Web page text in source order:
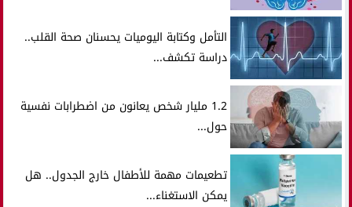
التأمل وكتابة اليوميات يحسنان صحة القلب..
دراسة تكشف...
1.2 مليار شخص يعانون من اضطرابات نفسية
حول...
تطعيمات مهمة للأطفال خارج الجدول.. هل
يمكن الاستغناء...